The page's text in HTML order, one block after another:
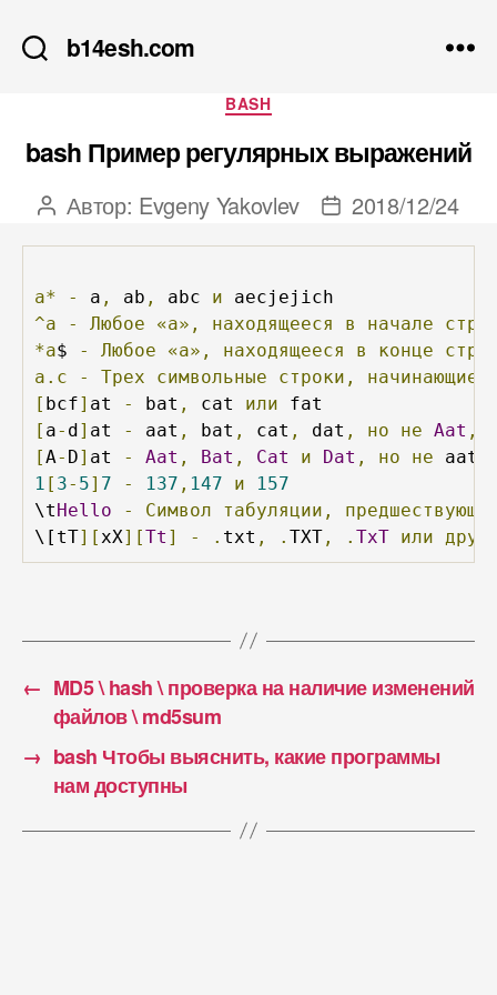
b14esh.com
Рубрики
BASH
bash Пример регулярных выражений
Автор
записи
Автор: Evgeny Yakovlev
Дата
записи
2018/12/24
а* - a , ab , abc и
^а
- Любое «а», находящееся в начале
*а$ - Любое «а», находящееся в конце
а.с
- Трех символьные строки,
[ bcf] at - bat , cat или
[ a- d] at - aat , bat , cat , dat , но не Aat ,
[A- D] at - Aat , Bat , Cat и Dat , но не aat
1 [ 3- 5] 7 - 137 , 147 и
157
\tHello - Символ табуляции,
\[tT][ xX][Tt ] - . txt , . TXT , . TxT или
← MD5 \ hash \ проверка на наличие изменений
файлов \ md5sum
→ bash Чтобы выяснить, какие программы
нам доступны